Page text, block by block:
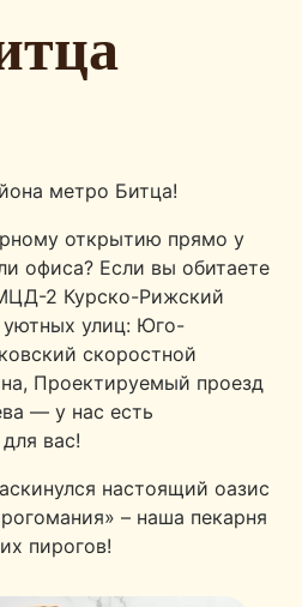
метро Битца!
открытию прямо у
офиса? Если вы обитаете
2 Курско-Рижский
улиц: Юго-
скоростной
Проектируемый проезд
— у нас есть
вас!
настоящий оазис
– наша пекарня
пирогов!